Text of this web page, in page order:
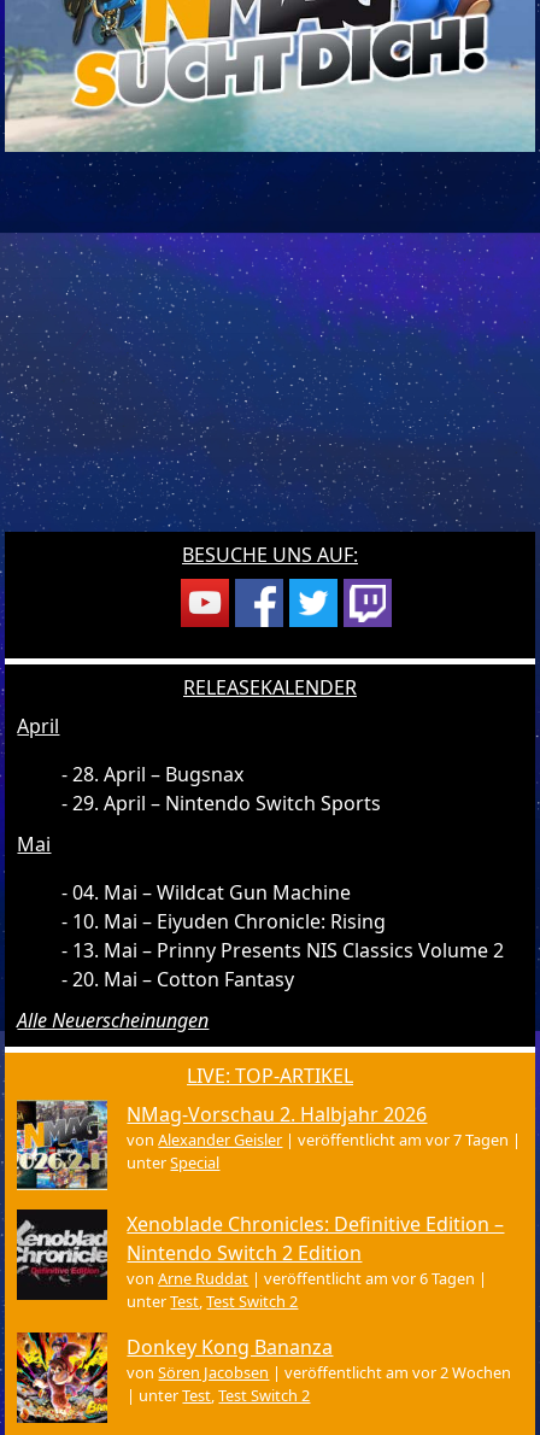
BESUCHE UNS AUF:
RELEASEKALENDER
April
28. April – Bugsnax
29. April – Nintendo Switch Sports
Mai
04. Mai – Wildcat Gun Machine
10. Mai – Eiyuden Chronicle: Rising
13. Mai – Prinny Presents NIS Classics Volume 2
20. Mai – Cotton Fantasy
Alle Neuerscheinungen
LIVE: TOP-ARTIKEL
NMag-Vorschau 2. Halbjahr 2026
vonAlexander Geisler |veröffentlicht am vor 7 Tagen |
unterSpecial
Xenoblade Chronicles: Definitive Edition –
Nintendo Switch 2 Edition
vonArne Ruddat |veröffentlicht am vor 6 Tagen |
unterTest,Test Switch 2
Donkey Kong Bananza
vonSören Jacobsen |veröffentlicht am vor 2 Wochen
| unterTest,Test Switch 2